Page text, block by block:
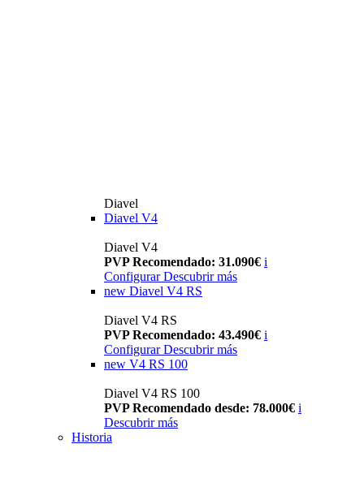
Diavel
Diavel V4
Diavel V4
PVP Recomendado: 31.090€ i
Configurar Descubrir más
new Diavel V4 RS
Diavel V4 RS
PVP Recomendado: 43.490€ i
Configurar Descubrir más
new V4 RS 100
Diavel V4 RS 100
PVP Recomendado desde: 78.000€ i
Descubrir más
Historia